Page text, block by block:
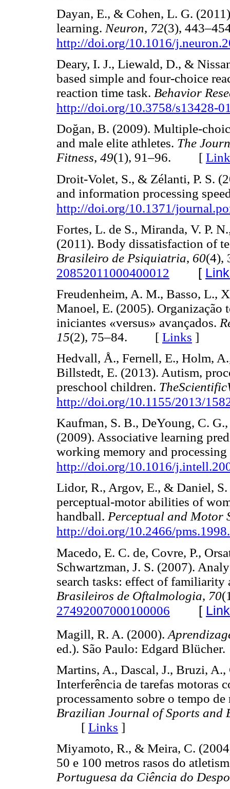
Dayan, E., & Cohen, L. G.
learning. Neuron, 72(3),
http://doi.org/10.1016/
Deary, I. J., Liewald, D., &
based simple and four-choice
reaction time task. Behavior
http://doi.org/10.3758/s13428-
Doğan, B. (2009). Multiple-
and male elite athletes. The
Fitness, 49(1), 91–96. [
Droit-Volet, S., & Zélanti, P. S.
and information processing
http://doi.org/10.1371/
Fortes, L. de S., Miranda, V. P.
(2011). Body dissatisfaction of
Brasileiro de Psiquiatria, 60(4),
20852011000400012 [
Freudenheim, A. M., Basso, L.,
Manoel, E. (2005). Organização
iniciantes «versus» avançados.
15(2), 75–84. [ Links ]
Hedvall, Å., Fernell, E., Holm,
Billstedt, E. (2013). Autism,
preschool children.
http://doi.org/10.1155/2013/
Kaufman, S. B., DeYoung, C.
(2009). Associative learning
working memory and
http://doi.org/10.1016/
Lidor, R., Argov, E., & Daniel,
perceptual-motor abilities of
handball. Perceptual and Motor
http://doi.org/10.2466/
Macedo, E. C. de, Covre, P.,
Schwartzman, J. S. (2007).
search tasks: effect of
Brasileiros de Oftalmologia, 70
27492007000100006 [
Magill, R. A. (2000).
ed.). São Paulo: Edgard
Martins, A., Dascal, J., Bruzi,
Interferência de tarefas motoras
processamento sobre o tempo
Brazilian Journal of Sports and
[ Links ]
Miyamoto, R., & Meira, C.
50 e 100 metros rasos do
Portuguesa da Ciência do